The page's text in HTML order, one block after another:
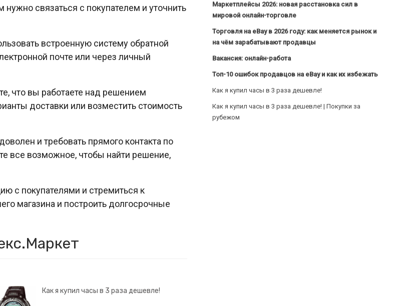
связаться с покупателем и уточнить
встроенную систему обратной
почте или через личный
что вы работаете над решением
доставки или возместить стоимость
и требовать прямого контакта по
все возможное, чтобы найти решение,
с покупателями и стремиться к
магазина и построить долгосрочные
Как я купил часы в 3 раза дешевле!
Маркетплейсы 2026: новая расстановка сил в
мировой онлайн-торговле
Торговля на eBay в 2026 году: как меняется рынок и
на чём зарабатывают продавцы
Вакансия: онлайн-работа
Топ-10 ошибок продавцов на eBay и как их избежать
Как я купил часы в 3 раза дешевле!
Как я купил часы в 3 раза дешевле! | Покупки за
рубежом